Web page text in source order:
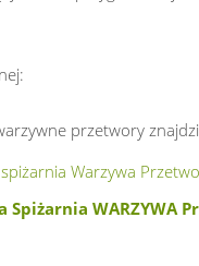
przetwory
Spiżarnia WARZYWA